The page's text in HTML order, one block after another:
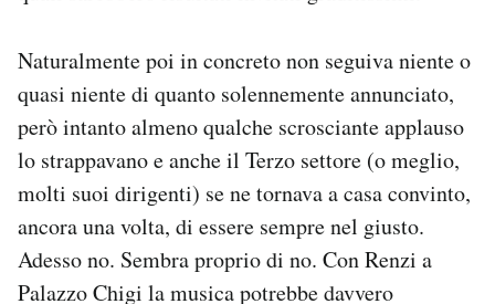
Naturalmente poi in concreto non seguiva niente o
quasi niente di quanto solennemente annunciato,
però intanto almeno qualche scrosciante applauso
lo strappavano e anche il Terzo settore (o meglio,
molti suoi dirigenti) se ne tornava a casa convinto,
ancora una volta, di essere sempre nel giusto.
Adesso no. Sembra proprio di no. Con Renzi a
Palazzo Chigi la musica potrebbe davvero